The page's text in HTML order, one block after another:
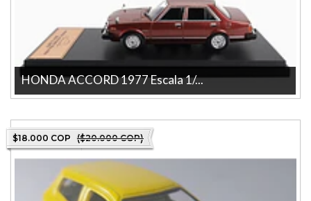
HONDA ACCORD 1977 Escala 1/...
Descubre el HONDAD ACCORD 1977 a escala 1/43, fabricado por la
$18.000 COP ($20.000 COP)